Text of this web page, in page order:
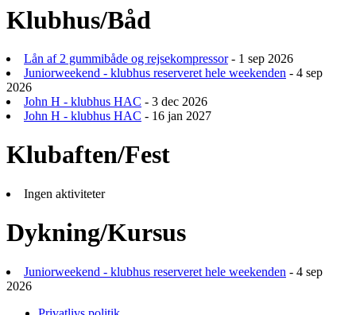
Klubhus/Båd
Lån af 2 gummibåde og rejsekompressor- 1 sep 2026
Juniorweekend - klubhus reserveret hele weekenden - 4 sep
2026
John H - klubhus HAC - 3 dec 2026
John H - klubhus HAC - 16 jan 2027
Klubaften/Fest
Ingen aktiviteter
Dykning/Kursus
Juniorweekend - klubhus reserveret hele weekenden - 4 sep
2026